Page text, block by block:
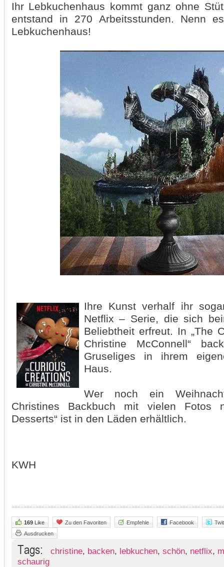
Ihr Lebkuchenhaus kommt ganz ohne
entstand in 270 Arbeitsstunden. Nenn
Lebkuchenhaus!
Ihre Kunst verhalf ihr
Netflix – Serie, die sich
Beliebtheit erfreut. In „The
Christine McConnell“
Gruseliges in ihrem
Haus.
Wer noch ein
Christines Backbuch mit vielen Fotos
Desserts“ ist in den Läden erhältlich.
KWH
169Like Zu den Favoriten Empfehle Facebook
Ausdrucken
Tags: christine, backen, lebkuchen, schön, netflix,
schaurig